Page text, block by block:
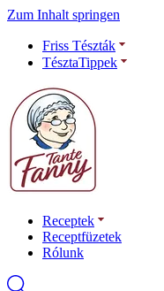
Zum Inhalt springen
Friss Tészták
TésztaTippek
Receptek
Receptfüzetek
Rólunk